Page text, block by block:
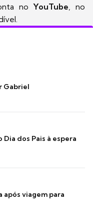
noYouTube , no
Gabriel
dos Pais à espera
após viagem para